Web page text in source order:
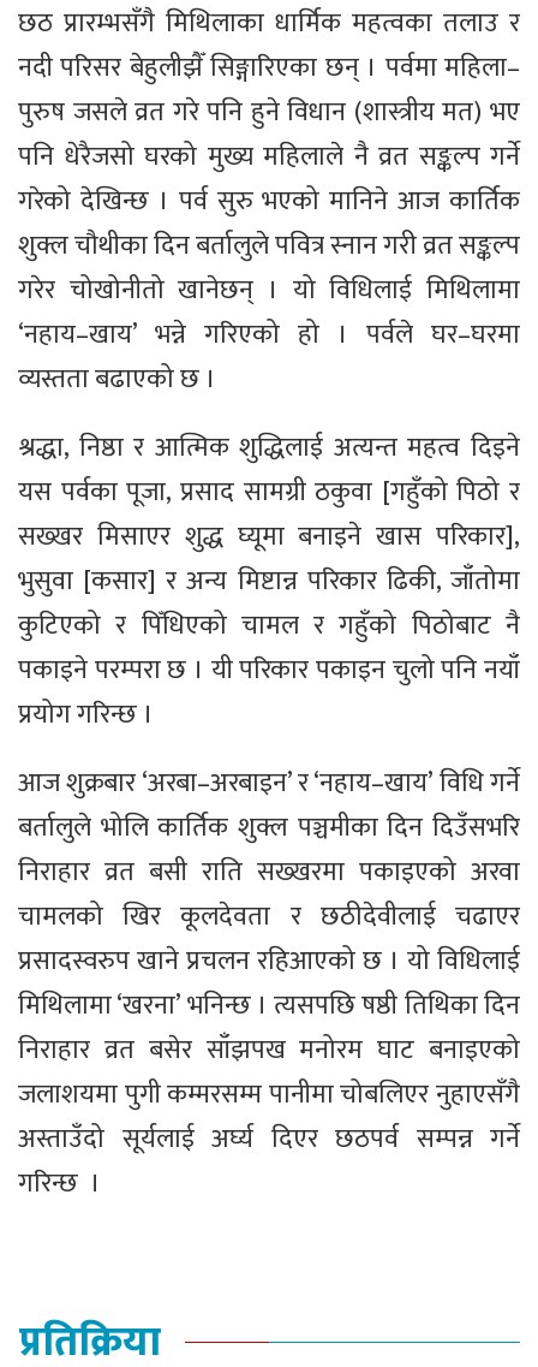
छठ प्रारम्भसँगै मिथिलाका धार्मिक महत्वका तलाउ र
नदी परिसर बेहुलीझैँ सिङ्गारिएका छन् । पर्वमा महिला–
पुरुष जसले व्रत गरे पनि हुने विधान (शास्त्रीय मत) भए
पनि धेरैजसो घरको मुख्य महिलाले नै व्रत सङ्कल्प गर्ने
गरेको देखिन्छ । पर्व सुरु भएको मानिने आज कार्तिक
शुक्ल चौथीका दिन बर्तालुले पवित्र स्नान गरी व्रत सङ्कल्प
गरेर चोखोनीतो खानेछन् । यो विधिलाई मिथिलामा
‘नहाय–खाय’ भन्ने गरिएको हो । पर्वले घर–घरमा
व्यस्तता बढाएको छ ।
श्रद्धा, निष्ठा र आत्मिक शुद्धिलाई अत्यन्त महत्व दिइने
यस पर्वका पूजा, प्रसाद सामग्री ठकुवा [गहुँको पिठो र
सख्खर मिसाएर शुद्ध घ्यूमा बनाइने खास परिकार],
भुसुवा [कसार] र अन्य मिष्टान्न परिकार ढिकी, जाँतोमा
कुटिएको र पिँधिएको चामल र गहुँको पिठोबाट नै
पकाइने परम्परा छ । यी परिकार पकाइन चुलो पनि नयाँ
प्रयोग गरिन्छ ।
आज शुक्रबार ‘अरबा–अरबाइन’ र ‘नहाय–खाय’ विधि गर्ने
बर्तालुले भोलि कार्तिक शुक्ल पञ्चमीका दिन दिउँसभरि
निराहार व्रत बसी राति सख्खरमा पकाइएको अरवा
चामलको खिर कूलदेवता र छठीदेवीलाई चढाएर
प्रसादस्वरुप खाने प्रचलन रहिआएको छ । यो विधिलाई
मिथिलामा ‘खरना’ भनिन्छ । त्यसपछि षष्ठी तिथिका दिन
निराहार व्रत बसेर साँझपख मनोरम घाट बनाइएको
जलाशयमा पुगी कम्मरसम्म पानीमा चोबलिएर नुहाएसँगै
अस्ताउँदो सूर्यलाई अर्घ्य दिएर छठपर्व सम्पन्न गर्ने
गरिन्छ ।
प्रतिक्रिया